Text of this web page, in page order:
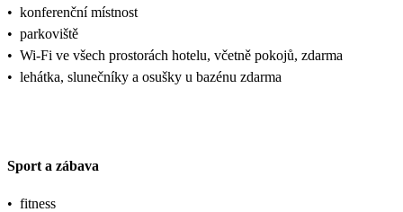
• konferenční místnost
• parkoviště
• Wi-Fi ve všech prostorách hotelu, včetně pokojů, zdarma
• lehátka, slunečníky a osušky u bazénu zdarma
Sport a zábava
• fitness